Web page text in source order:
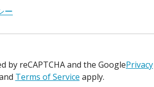
ー
by reCAPTCHA and the GooglePrivacy
Terms of Service apply.